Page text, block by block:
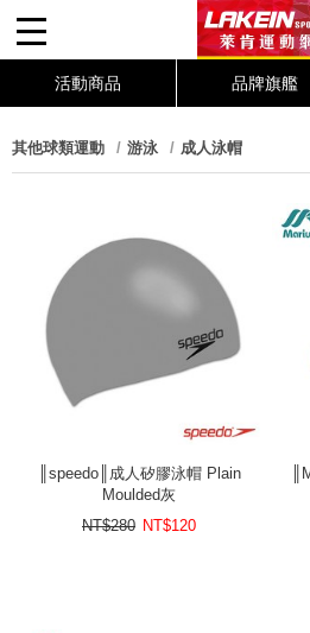
活動商品 品牌旗艦
其他球類運動 游泳 成人泳帽
║speedo║成人矽膠泳帽 Plain
Moulded灰
NT$280 NT$120